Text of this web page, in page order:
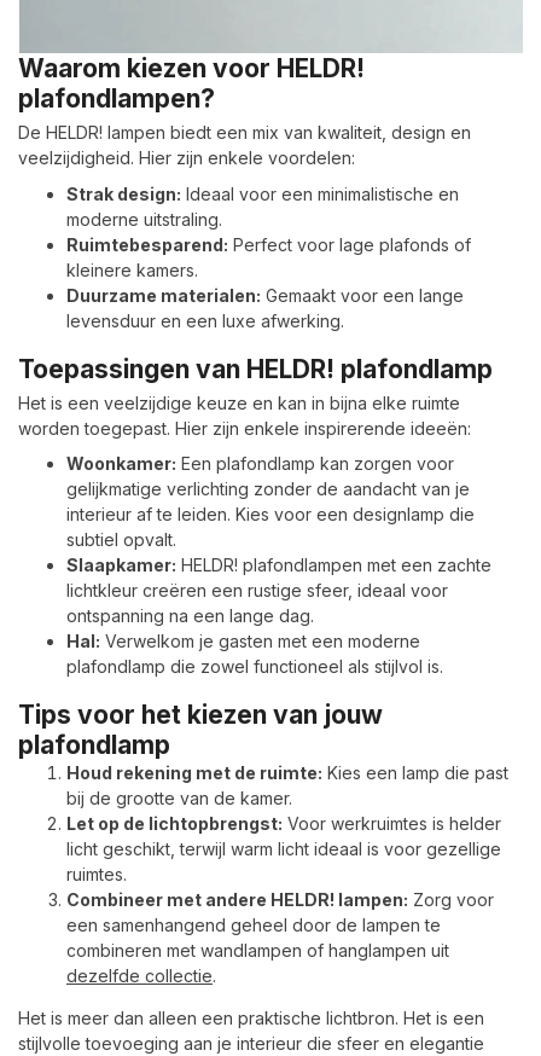
Waarom kiezen voor HELDR!
plafondlampen?
De HELDR! lampen biedt een mix van kwaliteit, design en
veelzijdigheid. Hier zijn enkele voordelen:
Strak design: Ideaal voor een minimalistische en
moderne uitstraling.
Ruimtebesparend: Perfect voor lage plafonds of
kleinere kamers.
Duurzame materialen: Gemaakt voor een lange
levensduur en een luxe afwerking.
Toepassingen van HELDR! plafondlamp
Het is een veelzijdige keuze en kan in bijna elke ruimte
worden toegepast. Hier zijn enkele inspirerende ideeën:
Woonkamer: Een plafondlamp kan zorgen voor
gelijkmatige verlichting zonder de aandacht van je
interieur af te leiden. Kies voor een designlamp die
subtiel opvalt.
Slaapkamer: HELDR! plafondlampen met een zachte
lichtkleur creëren een rustige sfeer, ideaal voor
ontspanning na een lange dag.
Hal: Verwelkom je gasten met een moderne
plafondlamp die zowel functioneel als stijlvol is.
Tips voor het kiezen van jouw
plafondlamp
Houd rekening met de ruimte: Kies een lamp die past
bij de grootte van de kamer.
Let op de lichtopbrengst: Voor werkruimtes is helder
licht geschikt, terwijl warm licht ideaal is voor gezellige
ruimtes.
Combineer met andere HELDR! lampen: Zorg voor
een samenhangend geheel door de lampen te
combineren met wandlampen of hanglampen uit
dezelfde collectie.
Het is meer dan alleen een praktische lichtbron. Het is een
stijlvolle toevoeging aan je interieur die sfeer en elegantie